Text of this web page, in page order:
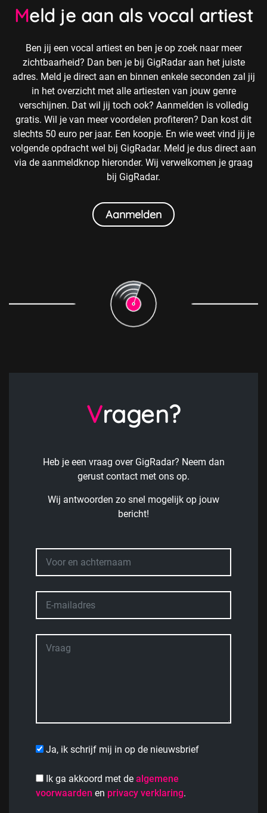
Meld je aan als vocal artiest
Ben jij een vocal artiest en ben je op zoek naar meer
zichtbaarheid? Dan ben je bij GigRadar aan het juiste
adres. Meld je direct aan en binnen enkele seconden zal jij
in het overzicht met alle artiesten van jouw genre
verschijnen. Dat wil jij toch ook? Aanmelden is volledig
gratis. Wil je van meer voordelen profiteren? Dan kost dit
slechts 50 euro per jaar. Een koopje. En wie weet vind jij je
volgende opdracht wel bij GigRadar. Meld je dus direct aan
via de aanmeldknop hieronder. Wij verwelkomen je graag
bij GigRadar.
Aanmelden
Vragen?
Heb je een vraag over GigRadar? Neem dan
gerust contact met ons op.
Wij antwoorden zo snel mogelijk op jouw
bericht!
Ja, ik schrijf mij in op de nieuwsbrief
Ik ga akkoord met de algemene
voorwaarden en privacy verklaring.